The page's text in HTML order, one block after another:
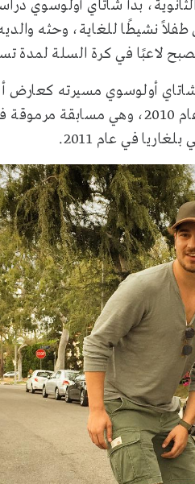
بدأ شاتاي أولوسوي
نشيطًا للغاية، وحثه
لاعبًا في كرة السلة
"أفضل عارض أزياء في تركيا" في عام
في عام 2011.